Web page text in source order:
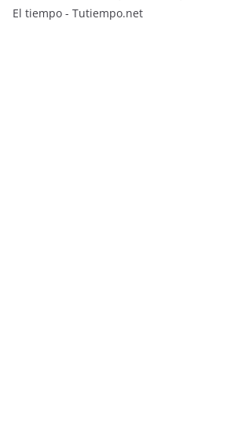
El tiempo - Tutiempo.net